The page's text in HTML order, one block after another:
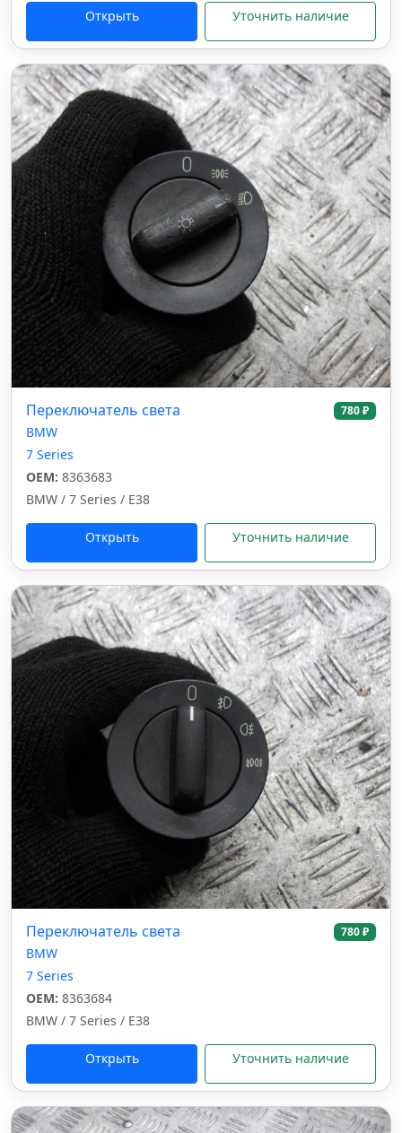
Открыть Уточнить наличие
Переключатель света 780 ₽
BMW
7 Series
OEM: 8363683
BMW / 7 Series / E38
Открыть Уточнить наличие
Переключатель света 780 ₽
BMW
7 Series
OEM: 8363684
BMW / 7 Series / E38
Открыть Уточнить наличие